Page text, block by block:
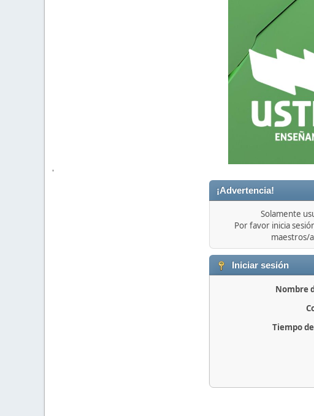
'
¡Advertencia!
Solamente
Por favor inicia
maestros/
Iniciar sesión
Nombre
Tiempo